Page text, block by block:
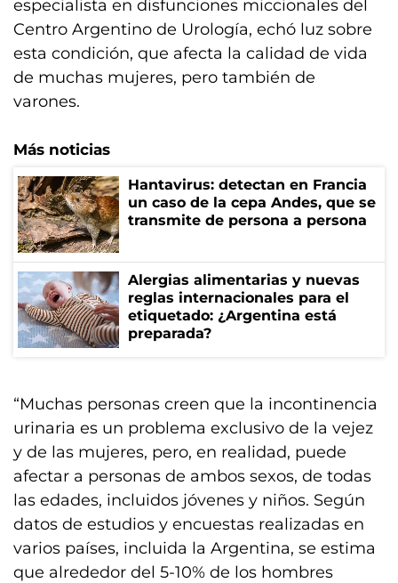
especialista en disfunciones miccionales del
Centro Argentino de Urología, echó luz sobre
esta condición, que afecta la calidad de vida
de muchas mujeres, pero también de
varones.
Más noticias
Hantavirus: detectan en Francia
un caso de la cepa Andes, que se
transmite de persona a persona
Alergias alimentarias y nuevas
reglas internacionales para el
etiquetado: ¿Argentina está
preparada?
“Muchas personas creen que la incontinencia
urinaria es un problema exclusivo de la vejez
y de las mujeres, pero, en realidad, puede
afectar a personas de ambos sexos, de todas
las edades, incluidos jóvenes y niños. Según
datos de estudios y encuestas realizadas en
varios países, incluida la Argentina, se estima
que alrededor del 5-10% de los hombres